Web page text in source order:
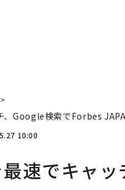
、Google検索でForbes
10:00
速でキャ